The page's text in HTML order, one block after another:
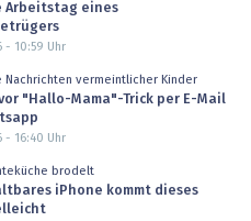
Arbeitstag eines
- 10:59 Uhr
Nachrichten vermeintlicher Kinder
"Hallo-Mama"-Trick per E-Mail
- 16:40 Uhr
brodelt
iPhone kommt dieses